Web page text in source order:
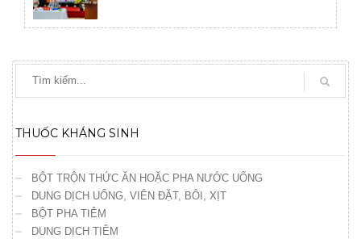
THUỐC KHÁNG SINH
BỘT TRỘN THỨC ĂN HOẶC PHA NƯỚC UỐNG
DUNG DỊCH UỐNG, VIÊN ĐẶT, BÔI, XỊT
BỘT PHA TIÊM
DUNG DỊCH TIÊM